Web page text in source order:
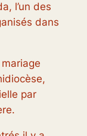
l’un des
dans
par